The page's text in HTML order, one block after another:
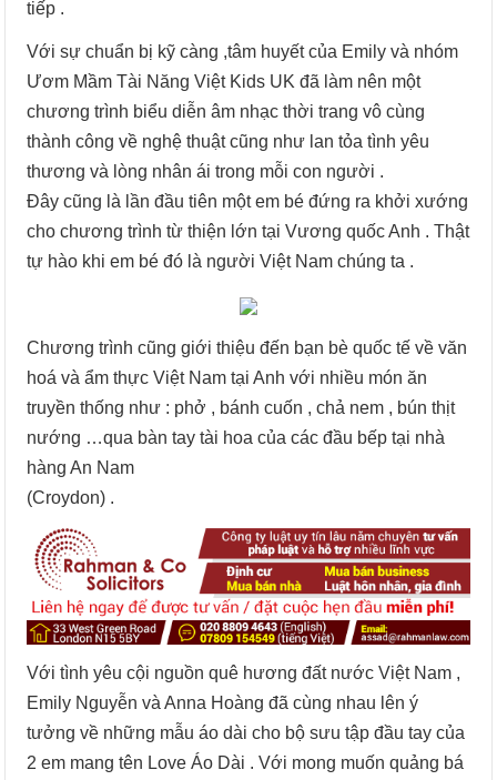
tiếp .
Với sự chuẩn bị kỹ càng ,tâm huyết của Emily và nhóm
Ươm Mầm Tài Năng Việt Kids UK đã làm nên một
chương trình biểu diễn âm nhạc thời trang vô cùng
thành công về nghệ thuật cũng như lan tỏa tình yêu
thương và lòng nhân ái trong mỗi con người .
Đây cũng là lần đầu tiên một em bé đứng ra khởi xướng
cho chương trình từ thiện lớn tại Vương quốc Anh . Thật
tự hào khi em bé đó là người Việt Nam chúng ta .
Chương trình cũng giới thiệu đến bạn bè quốc tế về văn
hoá và ẩm thực Việt Nam tại Anh với nhiều món ăn
truyền thống như : phở , bánh cuốn , chả nem , bún thịt
nướng …qua bàn tay tài hoa của các đầu bếp tại nhà
hàng An Nam
(Croydon) .
Với tình yêu cội nguồn quê hương đất nước Việt Nam ,
Emily Nguyễn và Anna Hoàng đã cùng nhau lên ý
tưởng về những mẫu áo dài cho bộ sưu tập đầu tay của
2 em mang tên Love Áo Dài . Với mong muốn quảng bá